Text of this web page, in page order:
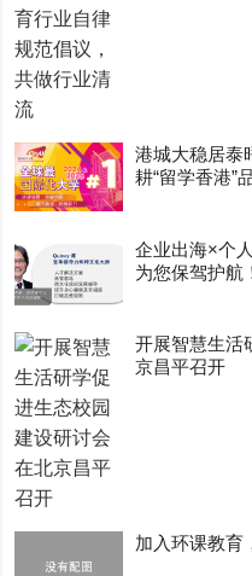
港城大稳居泰
耕“留学香港”
企业出海×个
为您保驾护航
开展智慧生活
京昌平召开
加入环课教育